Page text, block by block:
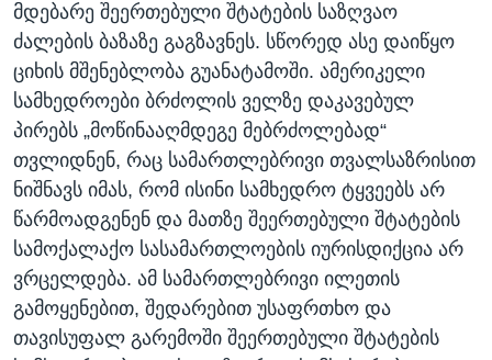
მდებარე შეერთებული შტატების საზღვაო
ძალების ბაზაზე გაგზავნეს. სწორედ ასე დაიწყო
ციხის მშენებლობა გუანატამოში. ამერიკელი
სამხედროები ბრძოლის ველზე დაკავებულ
პირებს „მოწინააღმდეგე მებრძოლებად“
თვლიდნენ, რაც სამართლებრივი თვალსაზრისით
ნიშნავს იმას, რომ ისინი სამხედრო ტყვეებს არ
წარმოადგენენ და მათზე შეერთებული შტატების
სამოქალაქო სასამართლოების იურისდიქცია არ
ვრცელდება. ამ სამართლებრივი ილეთის
გამოყენებით, შედარებით უსაფრთხო და
თავისუფალ გარემოში შეერთებული შტატების